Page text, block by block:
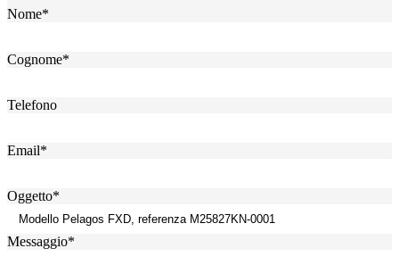
Nome*
Cognome*
Telefono
Email*
Oggetto*
Messaggio*